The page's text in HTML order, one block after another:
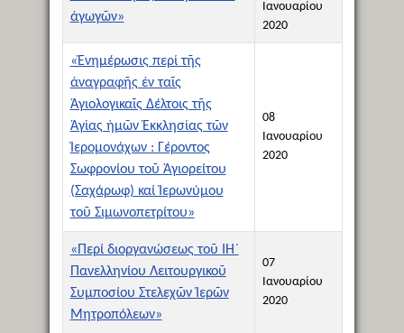
ἀγωγῶν»
Ιανουαρίου
2020
«Ἐνημέρωσις περί τῆς
ἀναγραφῆς ἐν ταῖς
Ἁγιολογικαῖς Δέλτοις τῆς
Ἁγίας ἡμῶν Ἐκκλησίας τῶν
Ἱερομονάχων : Γέροντος
Σωφρονίου τοῦ Ἁγιορείτου
(Σαχάρωφ) καί Ἱερωνύμου
τοῦ Σιμωνοπετρίτου»
08
Ιανουαρίου
2020
«Περί διοργανώσεως τοῦ ΙΗ´
Πανελληνίου Λειτουργικοῦ
Συμποσίου Στελεχῶν Ἱερῶν
Μητροπόλεων»
07
Ιανουαρίου
2020